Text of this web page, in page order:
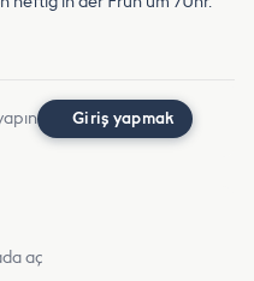
Giriş yapmak
aç